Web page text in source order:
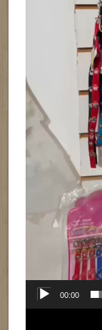
00:00